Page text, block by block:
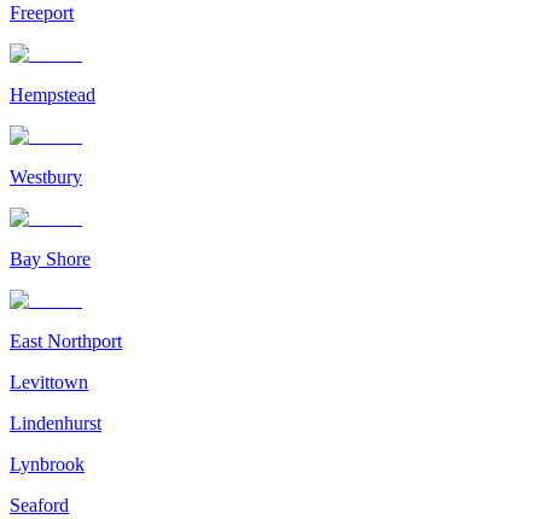
Freeport
Hempstead
Westbury
Bay Shore
East Northport
Levittown
Lindenhurst
Lynbrook
Seaford